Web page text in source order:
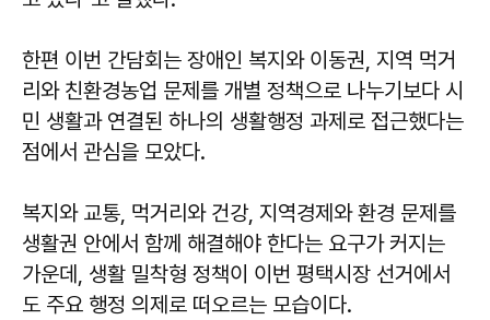
한편 이번 간담회는 장애인 복지와 이동권, 지역 먹거
리와 친환경농업 문제를 개별 정책으로 나누기보다 시
민 생활과 연결된 하나의 생활행정 과제로 접근했다는
점에서 관심을 모았다.
복지와 교통, 먹거리와 건강, 지역경제와 환경 문제를
생활권 안에서 함께 해결해야 한다는 요구가 커지는
가운데, 생활 밀착형 정책이 이번 평택시장 선거에서
도 주요 행정 의제로 떠오르는 모습이다.